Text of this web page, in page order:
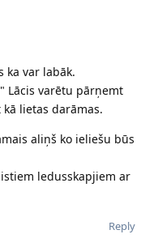
ka var labāk.
Lācis varētu pārņemt
lietas darāmas.
aliņš ko ieliešu būs
ledusskapjiem ar
Reply